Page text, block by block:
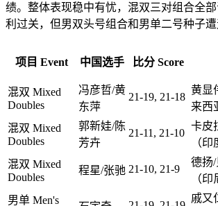
绩。整体表现稳中有忧，混双三对组合全
利过关，但男双头号组合和男单二号种子遭
项目 Event 中国选手 比分 Score
混双 Mixed
Doubles
冯彦哲/黄
东萍
21-19, 21-18
黄显
来西
混双 Mixed
Doubles
郭新娃/陈
芳卉
21-11, 21-10
卡皮
（印
混双 Mixed
Doubles
程星/张驰 21-10, 21-9
德扬
（印
男单 Men's
戚又